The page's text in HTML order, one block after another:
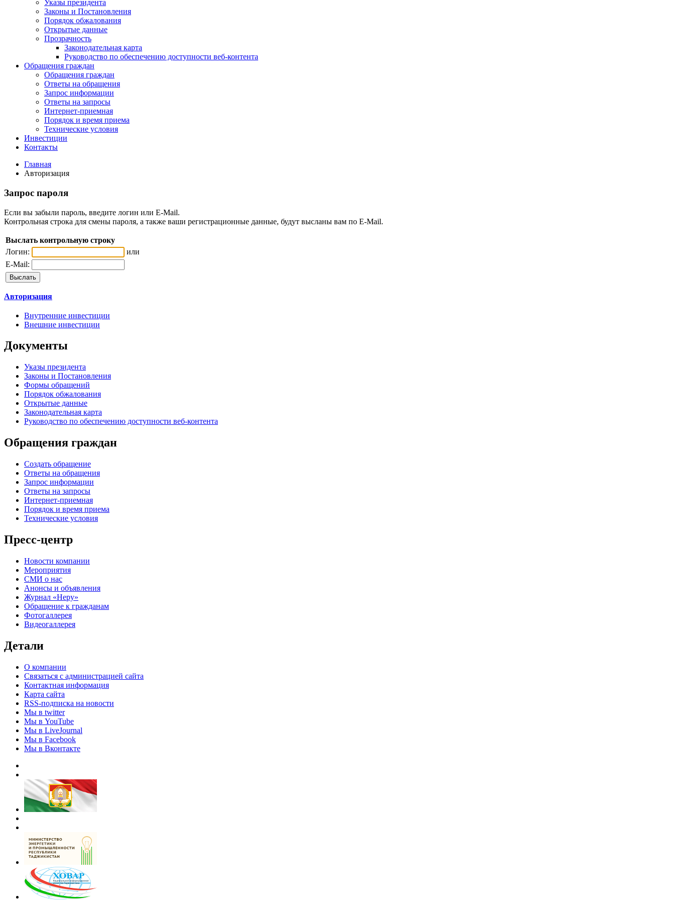
Указы президента
Законы и Постановления
Порядок обжалования
Открытые данные
Прозрачность
Законодательная карта
Руководство по обеспечению доступности веб-контента
Обращения граждан
Обращения граждан
Ответы на обращения
Запрос информации
Ответы на запросы
Интернет-приемная
Порядок и время приема
Технические условия
Инвестиции
Контакты
Главная
Авторизация
Запрос пароля
Если вы забыли пароль, введите логин или E-Mail.
Контрольная строка для смены пароля, а также ваши регистрационные данные, будут высланы вам по E-Mail.
Выслать контрольную строку
Логин:
или
E-Mail:
Авторизация
Внутренние инвестиции
Внешние инвестиции
Документы
Указы президента
Законы и Постановления
Формы обращений
Порядок обжалования
Открытые данные
Законодательная карта
Руководство по обеспечению доступности веб-контента
Обращения граждан
Создать обращение
Ответы на обращения
Запрос информации
Ответы на запросы
Интернет-приемная
Порядок и время приема
Технические условия
Пресс-центр
Новости компании
Мероприятия
СМИ о нас
Анонсы и объявления
Журнал «Неру»
Обращение к гражданам
Фотогаллерея
Видеогаллерея
Детали
О компании
Связаться с администрацией сайта
Контактная информация
Карта сайта
RSS-подписка на новости
Мы в twitter
Мы в YouTube
Мы в LiveJournal
Мы в Facebook
Мы в Вконтакте